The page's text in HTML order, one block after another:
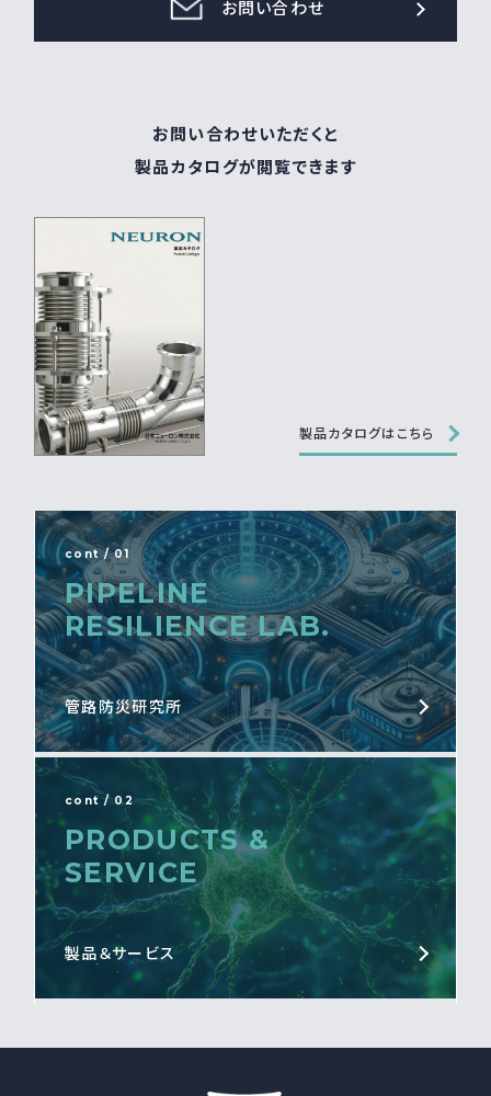
お問い合わせ
お問い合わせいただくと
製品カタログが閲覧できます
製品カタログはこちら
cont / 01
PIPELINE
RESILIENCE LAB.
管路防災研究所
cont / 02
PRODUCTS &
SERVICE
製品＆サービス